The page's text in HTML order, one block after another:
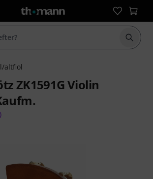
Börja
altfiol
ZK1591G Violin
av 5 stjärnor från 1 kundbetyg
)